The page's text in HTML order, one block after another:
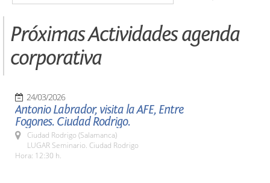
Próximas Actividades agenda
corporativa
24/03/2026
Antonio Labrador, visita la AFE, Entre
Fogones. Ciudad Rodrigo.
Ciudad Rodrigo (Salamanca)
LUGAR Seminario. Ciudad Rodrigo
Hora: 12:30 h.